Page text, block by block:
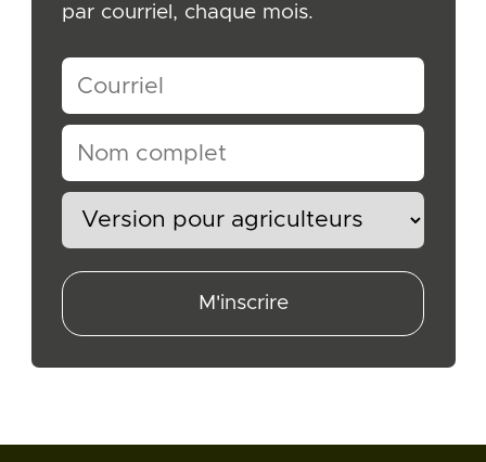
par courriel, chaque mois.
M'inscrire